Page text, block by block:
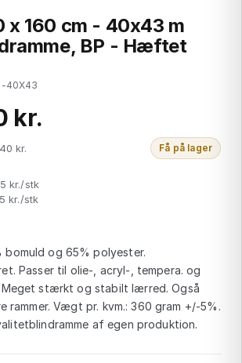
x 160 cm - 40x43 m
BP - Hæftet
40X43
kr.
kr. Få på lager
kr./stk
kr./stk
bomuld og 65% polyester.
Passer til olie-, acryl-, tempera. og
Meget stærkt og stabilt lærred. Også
rammer. Vægt pr. kvm.: 360 gram +/-5%.
af egen produktion.